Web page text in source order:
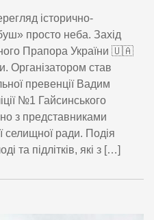
історично-
просто неба. Захід
Прапора України 🇺🇦
Організатором став
превенції Вадим
№1 Гайсинського
з представниками
селищної ради. Подія
та підлітків, які з […]